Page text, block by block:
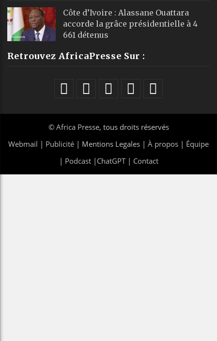
Côte d’Ivoire : Alassane Ouattara
accorde la grâce présidentielle à 4
661 détenus
Retrouvez AfricaPresse Sur :
© Africa Presse, tous droits réservés
Webmail | Publicité | Mentions Legales | À propos | Équipe
| Podcast| ChatGPT| Contact